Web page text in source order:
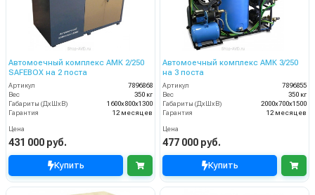
Автомоечный комплекс АМК 2/250
SAFEBOX на 2 поста
Артикул
7896868
Вес
350 кг
Габариты (ДхШхВ)
1600х800х1300
Гарантия
12 месяцев
Цена
431 000 руб.
Купить
Автомоечный комплекс АМК 3/250
на 3 поста
Артикул
7896855
Вес
350 кг
Габариты (ДхШхВ)
2000х700х1500
Гарантия
12 месяцев
Цена
477 000 руб.
Купить